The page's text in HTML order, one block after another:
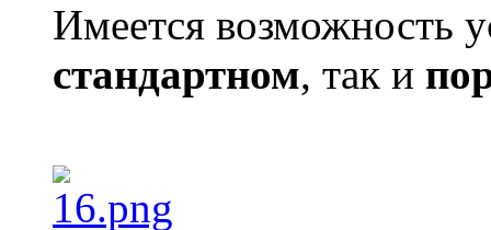
Имеется возможность
стандартном, так и